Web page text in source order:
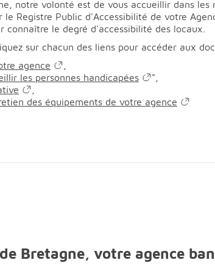
notre volonté est de vous accueillir dans les
le Registre Public d'Accessibilité de votre
connaître le degré d'accessibilité des locaux.
sur chacun des liens pour accéder aux
agence
les personnes handicapées
",
des équipements de votre agence
Bretagne, votre agence